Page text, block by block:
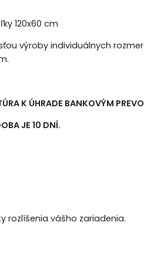
120x60 cm
výroby individuálnych
K ÚHRADE BANKOVÝM
JE 10 DNÍ.
rozlíšenia vášho zariadenia.